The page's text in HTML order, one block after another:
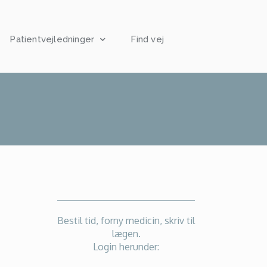
Patientvejledninger Find vej
Bestil tid, forny medicin, skriv til
lægen.
Login herunder: